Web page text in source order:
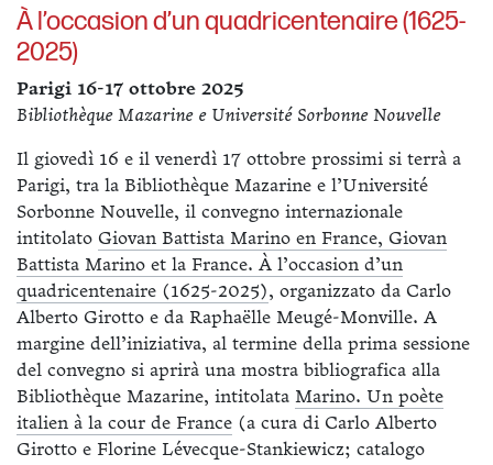
À l’occasion d’un quadricentenaire (1625-
2025)
Parigi 16-17 ottobre 2025
Bibliothèque Mazarine e Université Sorbonne Nouvelle
Il giovedì 16 e il venerdì 17 ottobre prossimi si terrà a
Parigi, tra la Bibliothèque Mazarine e l’Université
Sorbonne Nouvelle, il convegno internazionale
intitolato Giovan Battista Marino en France, Giovan
Battista Marino et la France. À l’occasion d’un
quadricentenaire (1625-2025), organizzato da Carlo
Alberto Girotto e da Raphaëlle Meugé-Monville. A
margine dell’iniziativa, al termine della prima sessione
del convegno si aprirà una mostra bibliografica alla
Bibliothèque Mazarine, intitolata Marino. Un poète
italien à la cour de France (a cura di Carlo Alberto
Girotto e Florine Lévecque-Stankiewicz; catalogo